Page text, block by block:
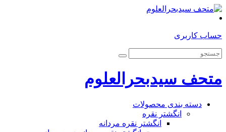
حساب کاربری
متحف سیدبحرالعلوم
دسته بندی محصولات
انگشتر نقره
انگشتر نقره مردانه